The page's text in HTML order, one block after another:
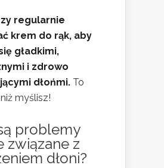
regularnie
krem do rąk, aby
gładkimi,
i zdrowo
dłońmi. To
myślisz!
problemy
związane z
dłoni?